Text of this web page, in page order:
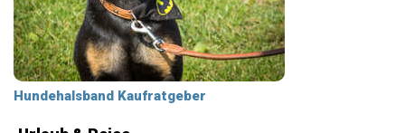
Hundehalsband Kaufratgeber